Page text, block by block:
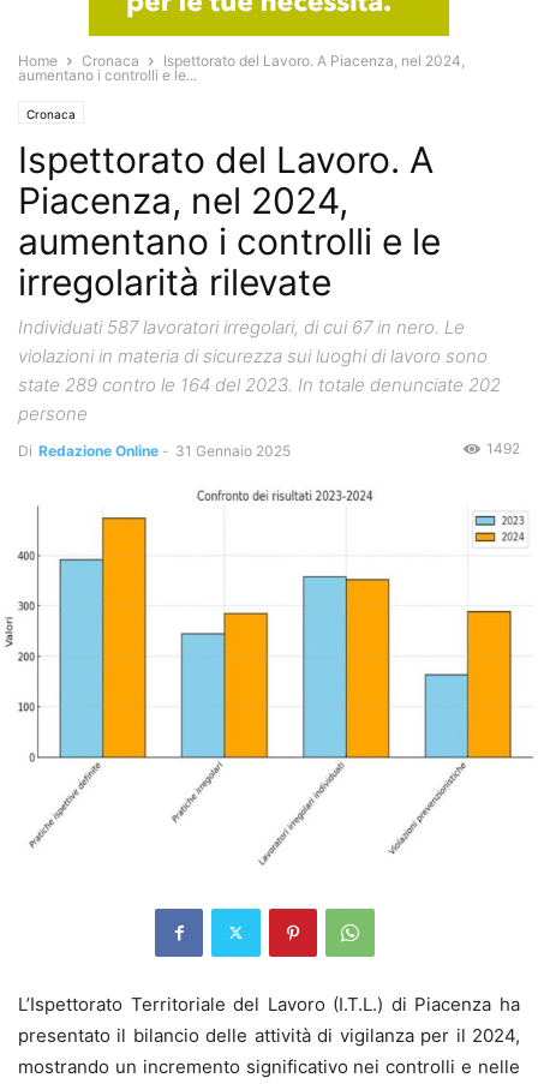
Home Cronaca
Ispettorato del Lavoro. A Piacenza, nel 2024,
aumentano i controlli e le...
Cronaca
Ispettorato del Lavoro. A
Piacenza, nel 2024,
aumentano i controlli e le
irregolarità rilevate
Individuati 587 lavoratori irregolari, di cui 67 in nero. Le
violazioni in materia di sicurezza sui luoghi di lavoro sono
state 289 contro le 164 del 2023. In totale denunciate 202
persone
Di Redazione Online - 31 Gennaio 2025 1492
L’Ispettorato Territoriale del Lavoro (I.T.L.) di Piacenza ha
presentato il bilancio delle attività di vigilanza per il 2024,
mostrando un incremento significativo nei controlli e nelle